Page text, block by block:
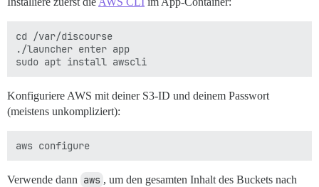
cd /var/discourse
./launcher enter app
Konfiguriere AWS mit deiner S3-ID und deinem Passwort
(meistens unkompliziert):
Verwende dann aws , um den gesamten Inhalt des Buckets nach